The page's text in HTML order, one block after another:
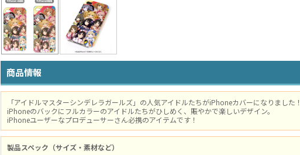
商品情報
「アイドルマスターシンデレラガールズ」の人気アイドルたちがiPhoneカバーになりました！
iPhoneのバックにフルカラーのアイドルたちがひしめく、賑やかで楽しいデザイン。
iPhoneユーザーなプロデューサーさん必携のアイテムです！
製品スペック（サイズ・素材など）